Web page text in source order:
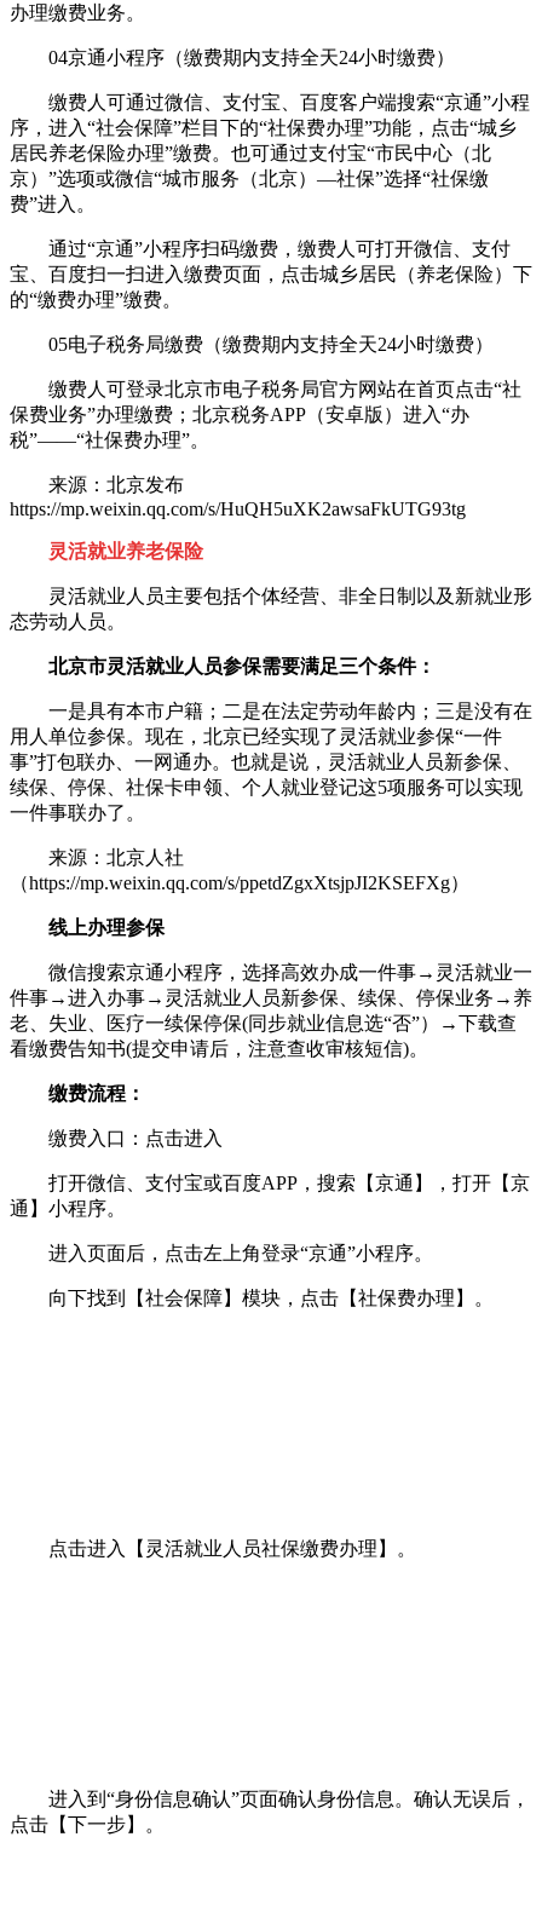
办理缴费业务。
04京通小程序（缴费期内支持全天24小时缴费）
缴费人可通过微信、支付宝、百度客户端搜索“京通”小程
序，进入“社会保障”栏目下的“社保费办理”功能，点击“城乡
居民养老保险办理”缴费。也可通过支付宝“市民中心（北
京）”选项或微信“城市服务（北京）—社保”选择“社保缴
费”进入。
通过“京通”小程序扫码缴费，缴费人可打开微信、支付
宝、百度扫一扫进入缴费页面，点击城乡居民（养老保险）下
的“缴费办理”缴费。
05电子税务局缴费（缴费期内支持全天24小时缴费）
缴费人可登录北京市电子税务局官方网站在首页点击“社
保费业务”办理缴费；北京税务APP（安卓版）进入“办
税”——“社保费办理”。
来源：北京发布
https://mp.weixin.qq.com/s/HuQH5uXK2awsaFkUTG93tg
灵活就业养老保险
灵活就业人员主要包括个体经营、非全日制以及新就业形
态劳动人员。
北京市灵活就业人员参保需要满足三个条件：
一是具有本市户籍；二是在法定劳动年龄内；三是没有在
用人单位参保。现在，北京已经实现了灵活就业参保“一件
事”打包联办、一网通办。也就是说，灵活就业人员新参保、
续保、停保、社保卡申领、个人就业登记这5项服务可以实现
一件事联办了。
来源：北京人社
（https://mp.weixin.qq.com/s/ppetdZgxXtsjpJI2KSEFXg）
线上办理参保
微信搜索京通小程序，选择高效办成一件事→灵活就业一
件事→进入办事→灵活就业人员新参保、续保、停保业务→养
老、失业、医疗一续保停保(同步就业信息选“否”）→下载查
看缴费告知书(提交申请后，注意查收审核短信)。
缴费流程：
缴费入口：点击进入
打开微信、支付宝或百度APP，搜索【京通】，打开【京
通】小程序。
进入页面后，点击左上角登录“京通”小程序。
向下找到【社会保障】模块，点击【社保费办理】。
点击进入【灵活就业人员社保缴费办理】。
进入到“身份信息确认”页面确认身份信息。确认无误后，
点击【下一步】。